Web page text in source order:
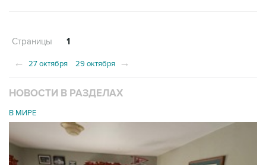
Страницы 1
← 27 октября 29 октября →
НОВОСТИ В РАЗДЕЛАХ
В МИРЕ